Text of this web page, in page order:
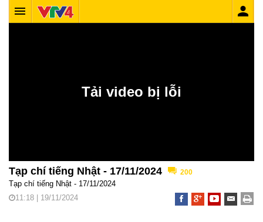
Tạp chí tiếng Nhật - 17/11/2024 200
Tạp chí tiếng Nhật - 17/11/2024
11:18 | 19/11/2024